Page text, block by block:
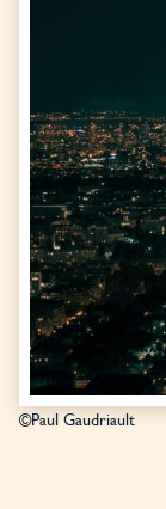
©Paul Gaudriault